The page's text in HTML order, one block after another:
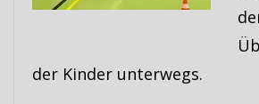
der Kinder unterwegs.